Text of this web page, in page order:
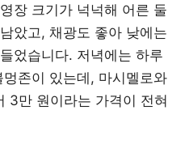
장 크기가 넉넉해 어른 둘
았고, 채광도 좋아 낮에는
었습니다. 저녁에는 하루
존이 있는데, 마시멜로와
3만 원이라는 가격이 전혀